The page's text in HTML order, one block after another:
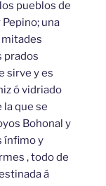
pueblos de
una
mitades
prados
sirve y es
ó vidriado
la que se
Bohonal y
ínfimo y
, todo de
á